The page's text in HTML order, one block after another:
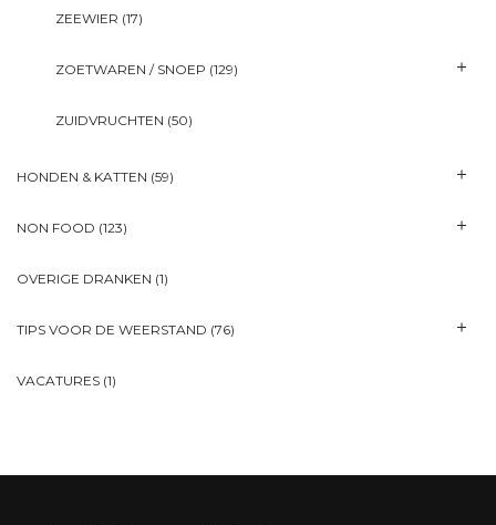
ZEEWIER (17)
ZOETWAREN / SNOEP (129)
ZUIDVRUCHTEN (50)
HONDEN & KATTEN (59)
NON FOOD (123)
OVERIGE DRANKEN (1)
TIPS VOOR DE WEERSTAND (76)
VACATURES (1)